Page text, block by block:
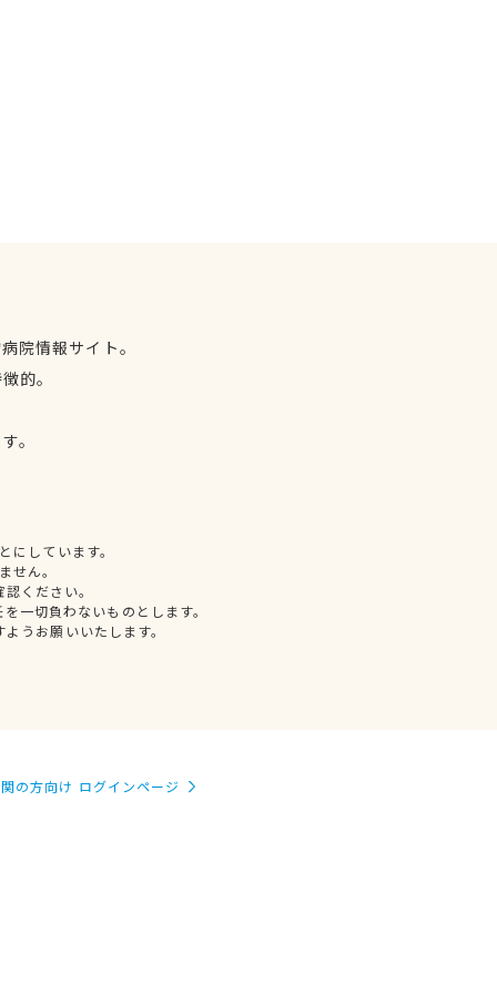
院情報サイト。
的。
。
しています。
せん。
ください。
一切負わないものとします。
うお願いいたします。
の方向け ログインページ